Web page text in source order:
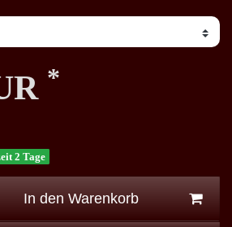
*
2 Tage
In den Warenkorb